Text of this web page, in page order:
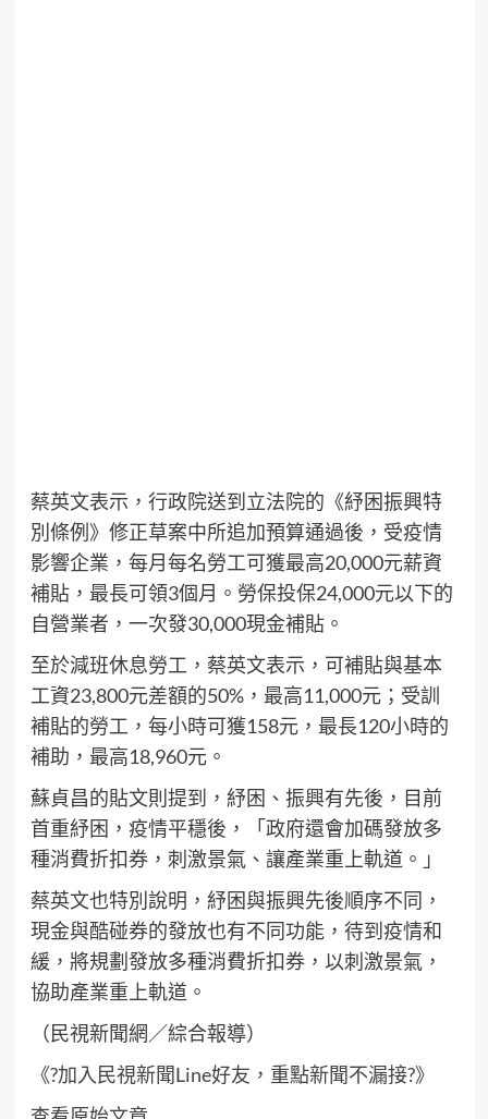
蔡英文表示，行政院送到立法院的《紓困振興特
別條例》修正草案中所追加預算通過後，受疫情
影響企業，每月每名勞工可獲最高20,000元薪資
補貼，最長可領3個月。勞保投保24,000元以下的
自營業者，一次發30,000現金補貼。
至於減班休息勞工，蔡英文表示，可補貼與基本
工資23,800元差額的50%，最高11,000元；受訓
補貼的勞工，每小時可獲158元，最長120小時的
補助，最高18,960元。
蘇貞昌的貼文則提到，紓困、振興有先後，目前
首重紓困，疫情平穩後，「政府還會加碼發放多
種消費折扣券，刺激景氣、讓產業重上軌道。」
蔡英文也特別說明，紓困與振興先後順序不同，
現金與酷碰券的發放也有不同功能，待到疫情和
緩，將規劃發放多種消費折扣券，以刺激景氣，
協助產業重上軌道。
（民視新聞網／綜合報導）
《?加入民視新聞Line好友，重點新聞不漏接?》